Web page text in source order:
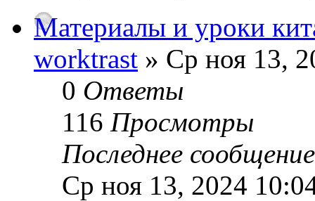
Материалы и уроки
worktrast » Ср ноя 13,
0 Ответы
116 Просмотры
Последнее
Ср ноя 13, 2024